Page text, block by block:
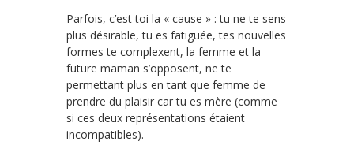
Parfois, c’est toi la « cause » : tu ne te sens
plus désirable, tu es fatiguée, tes nouvelles
formes te complexent, la femme et la
future maman s’opposent, ne te
permettant plus en tant que femme de
prendre du plaisir car tu es mère (comme
si ces deux représentations étaient
incompatibles).